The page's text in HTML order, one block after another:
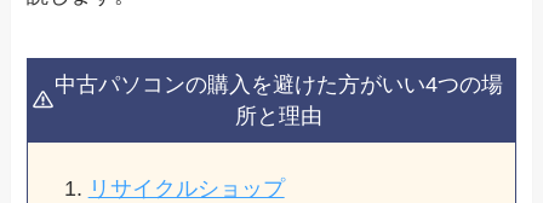
中古パソコンの購入を避けた方がいい4つの場
所と理由
リサイクルショップ